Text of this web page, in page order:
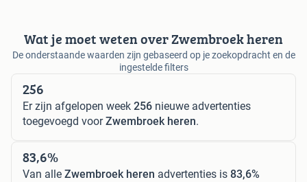
Wat je moet weten over Zwembroek heren
De onderstaande waarden zijn gebaseerd op je zoekopdracht en de
ingestelde filters
256
Er zijn afgelopen week 256 nieuwe advertenties
toegevoegd voorZwembroek heren.
83,6%
Van alle Zwembroek heren advertenties is 83,6%